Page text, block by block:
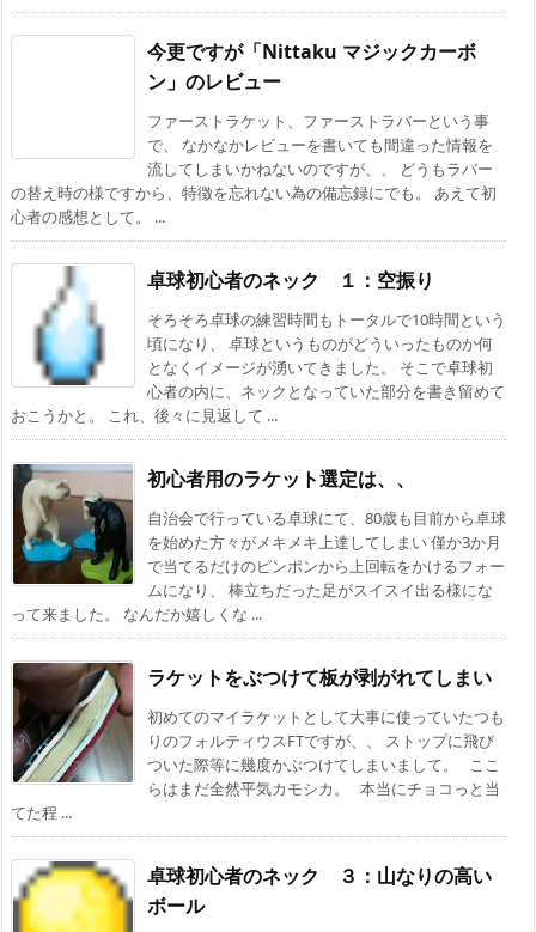
今更ですが「Nittaku マジックカーボ
ン」のレビュー
ファーストラケット、ファーストラバーという事
で、 なかなかレビューを書いても間違った情報を
流してしまいかねないのですが、、 どうもラバー
の替え時の様ですから、特徴を忘れない為の備忘録にでも。 あえて初
心者の感想として。 ...
卓球初心者のネック １：空振り
そろそろ卓球の練習時間もトータルで10時間という
頃になり、 卓球というものがどういったものか何
となくイメージが湧いてきました。 そこで卓球初
心者の内に、ネックとなっていた部分を書き留めて
おこうかと。 これ、後々に見返して ...
初心者用のラケット選定は、、
自治会で行っている卓球にて、80歳も目前から卓球
を始めた方々がメキメキ上達してしまい 僅か3か月
で当てるだけのピンポンから上回転をかけるフォー
ムになり、 棒立ちだった足がスイスイ出る様にな
って来ました。 なんだか嬉しくな ...
ラケットをぶつけて板が剥がれてしまい
初めてのマイラケットとして大事に使っていたつも
りのフォルティウスFTですが、、 ストップに飛び
ついた際等に幾度かぶつけてしまいまして。 ここ
らはまだ全然平気カモシカ。 本当にチョコっと当
てた程 ...
卓球初心者のネック ３：山なりの高い
ボール